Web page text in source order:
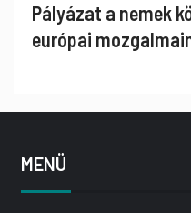
Pályázat a nemek
európai
MENÜ